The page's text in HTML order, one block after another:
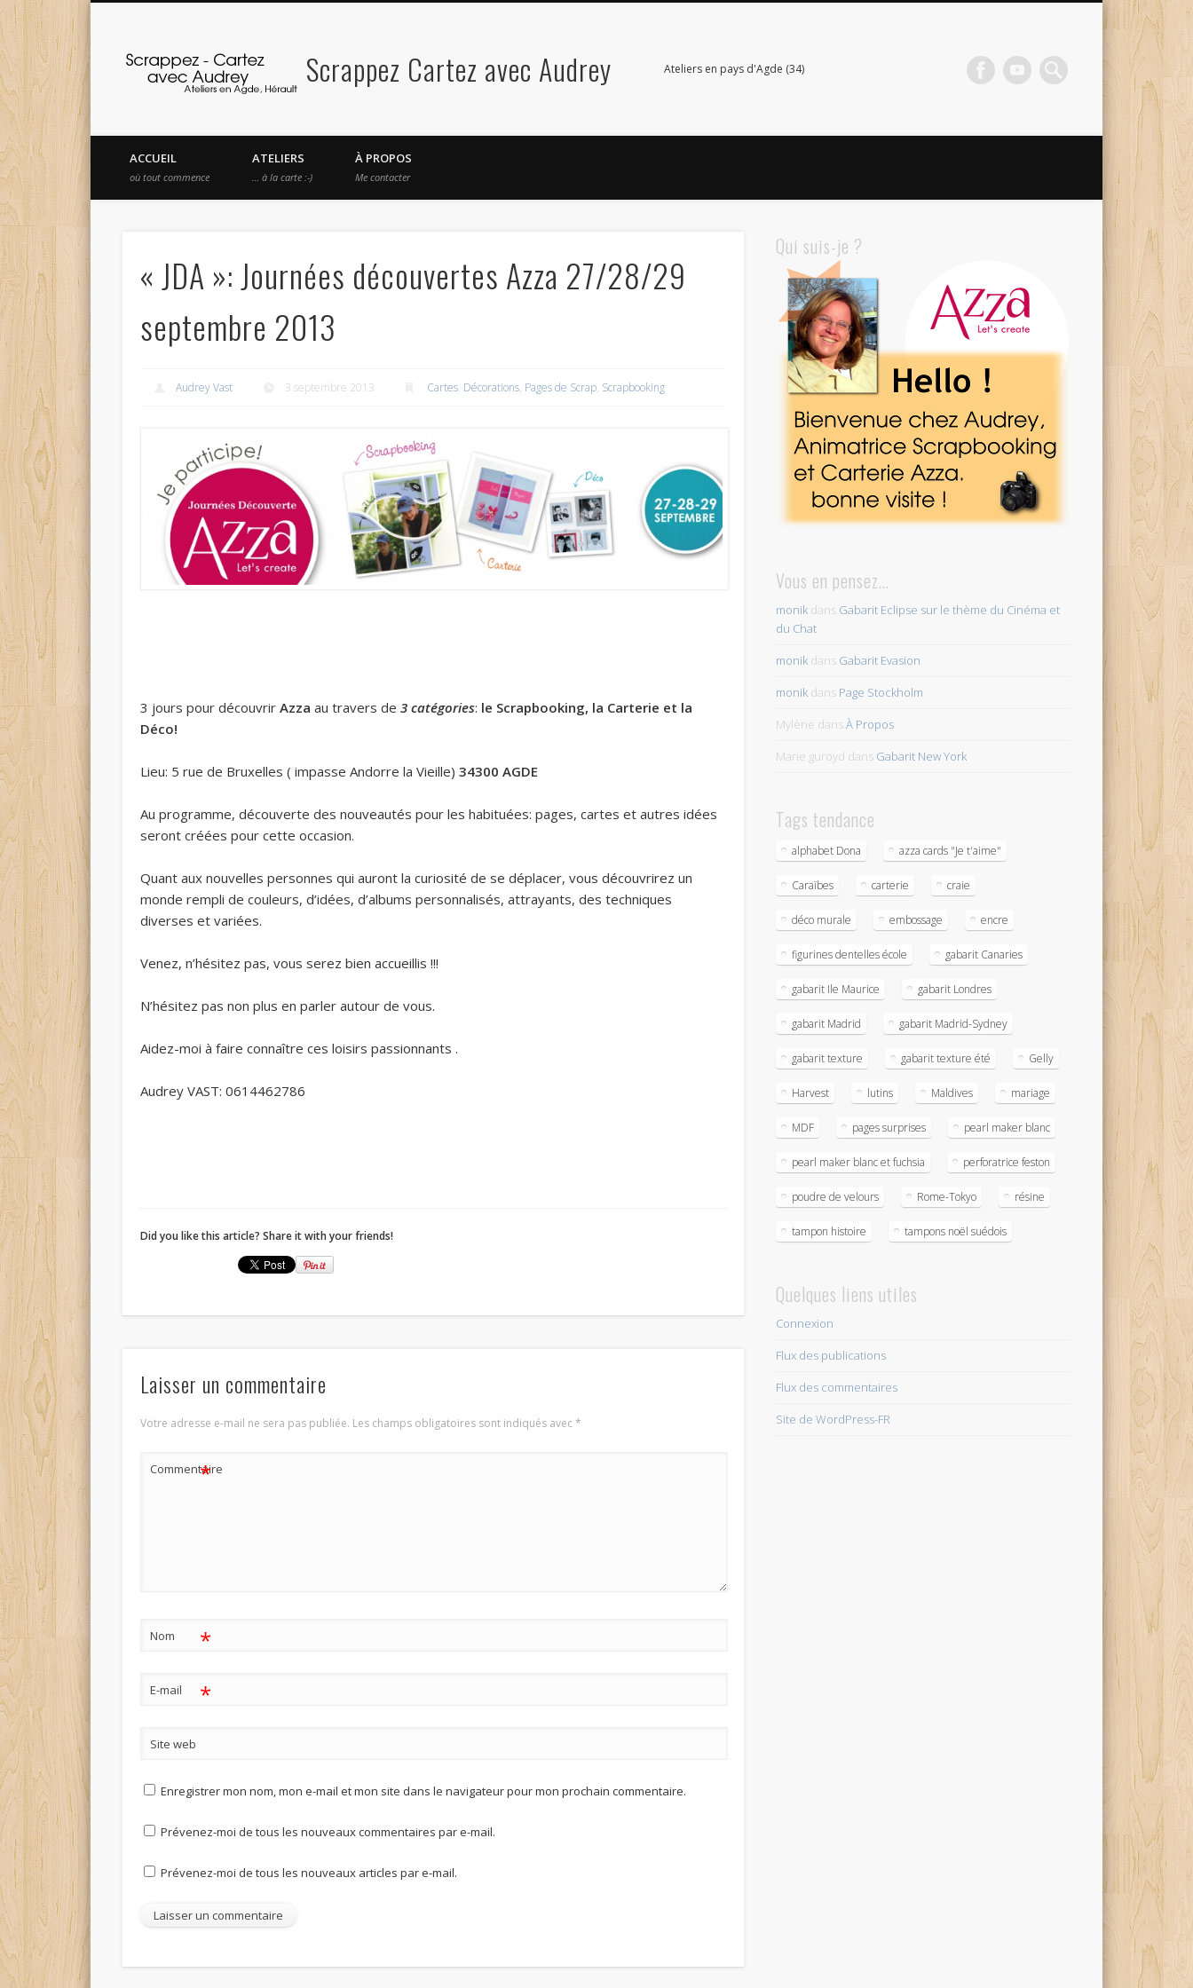
Scrappez Cartez avec Audrey Ateliers en pays d'Agde (34)
FacebookVimeo
ACCUEIL
où tout commence
ATELIERS
… à la carte :-)
À PROPOS
Me contacter
« JDA »: Journées découvertes Azza 27/28/29
septembre 2013
Audrey Vast 3 septembre 2013 Cartes, Décorations, Pages de Scrap, Scrapbooking
3 jours pour découvrirAzza au travers de3 catégories: le Scrapbooking, la Carterie et la
Déco!
Lieu: 5 rue de Bruxelles ( impasse Andorre la Vieille) 34300 AGDE
Au programme, découverte des nouveautés pour les habituées: pages, cartes et autres idées
seront créées pour cette occasion.
Quant aux nouvelles personnes qui auront la curiosité de se déplacer, vous découvrirez un
monde rempli de couleurs, d’idées, d’albums personnalisés, attrayants, des techniques
diverses et variées.
Venez, n’hésitez pas, vous serez bien accueillis !!!
N’hésitez pas non plus en parler autour de vous.
Aidez-moi à faire connaître ces loisirs passionnants .
Audrey VAST: 0614462786
Did you like this article? Share it with your friends!
Laisser un commentaire
Votre adresse e-mail ne sera pas publiée. Les champs obligatoires sont indiqués avec*
Commentaire
*
Nom *
E-mail *
Site web
Enregistrer mon nom, mon e-mail et mon site dans le navigateur pour mon prochain commentaire.
Prévenez-moi de tous les nouveaux commentaires par e-mail.
Prévenez-moi de tous les nouveaux articles par e-mail.
Qui suis-je ?
Vous en pensez…
monik dans Gabarit Eclipse sur le thème du Cinéma et
du Chat
monik dans Gabarit Evasion
monik dans Page Stockholm
Mylène dansÀ Propos
Marie guroyd dans Gabarit New York
Tags tendance
alphabet Dona azza cards "Je t'aime"
Caraïbes carterie craie
déco murale embossage encre
figurines dentelles école gabarit Canaries
gabarit Ile Maurice gabarit Londres
gabarit Madrid gabarit Madrid-Sydney
gabarit texture gabarit texture été Gelly
Harvest lutins Maldives mariage
MDF pages surprises pearl maker blanc
pearl maker blanc et fuchsia perforatrice feston
poudre de velours Rome-Tokyo résine
tampon histoire tampons noël suédois
Quelques liens utiles
Connexion
Flux des publications
Flux des commentaires
Site de WordPress-FR